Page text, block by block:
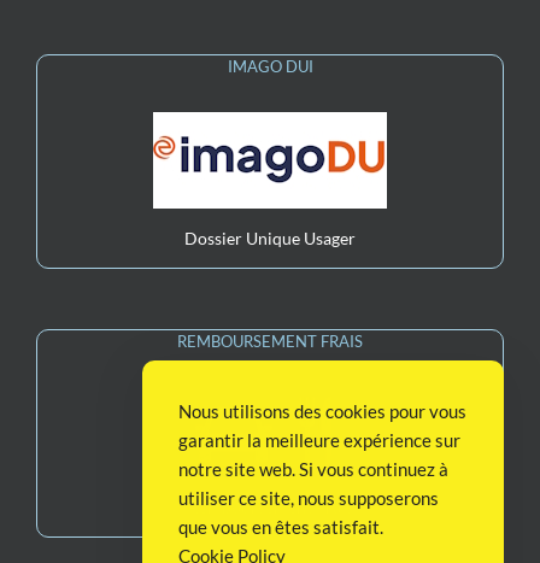
IMAGO DUI
Dossier Unique Usager
REMBOURSEMENT FRAIS
Remboursement Frais
Nous utilisons des cookies pour vous
garantir la meilleure expérience sur
notre site web. Si vous continuez à
utiliser ce site, nous supposerons
que vous en êtes satisfait.
Cookie Policy